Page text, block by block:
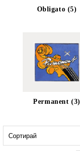
Obligato (5)
Permanent (3)